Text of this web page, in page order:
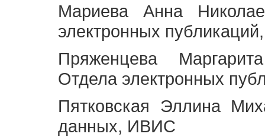
Мариева Анна
электронных
Пряженцева
Отдела электронных
Пятковская Эллина
данных, ИВИС